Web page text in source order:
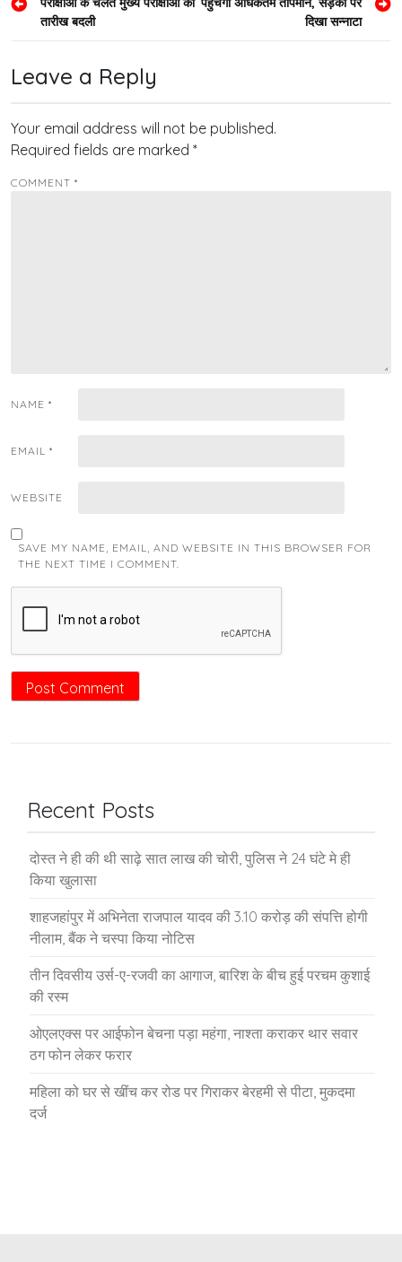
navigation
तारीख बदली
दिखा सन्नाटा
Leave a Reply
Your email address will not be published.
Required fields are marked *
COMMENT *
NAME *
EMAIL *
WEBSITE
SAVE MY NAME, EMAIL, AND WEBSITE IN THIS BROWSER FOR
THE NEXT TIME I COMMENT.
Recent Posts
दोस्त ने ही की थी साढ़े सात लाख की चोरी, पुलिस ने 24 घंटे मे ही
किया खुलासा
शाहजहांपुर में अभिनेता राजपाल यादव की 3.10 करोड़ की संपत्ति होगी
नीलाम, बैंक ने चस्पा किया नोटिस
तीन दिवसीय उर्स-ए-रजवी का आगाज, बारिश के बीच हुई परचम कुशाई
की रस्म
ओएलएक्स पर आईफोन बेचना पड़ा महंगा, नाश्ता कराकर थार सवार
ठग फोन लेकर फरार
महिला को घर से खींच कर रोड पर गिराकर बेरहमी से पीटा, मुकदमा
दर्ज